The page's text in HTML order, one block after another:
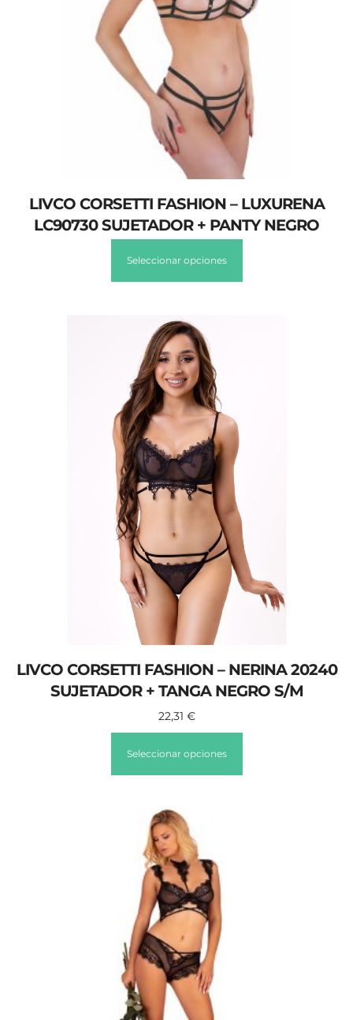
LIVCO CORSETTI FASHION – LUXURENA
LC90730 SUJETADOR + PANTY NEGRO
Seleccionar opciones
LIVCO CORSETTI FASHION – NERINA 20240
SUJETADOR + TANGA NEGRO S/M
22,31 €
Seleccionar opciones